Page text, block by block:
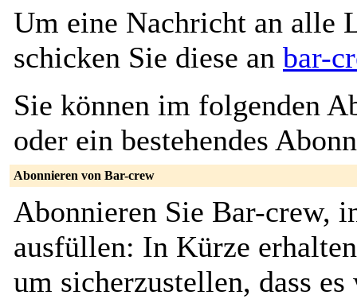
Um eine Nachricht an alle
schicken Sie diese an bar-
Sie können im folgenden
oder ein bestehendes
Abonnieren von Bar-crew
Abonnieren Sie Bar-crew,
ausfüllen: In Kürze
um sicherzustellen, dass